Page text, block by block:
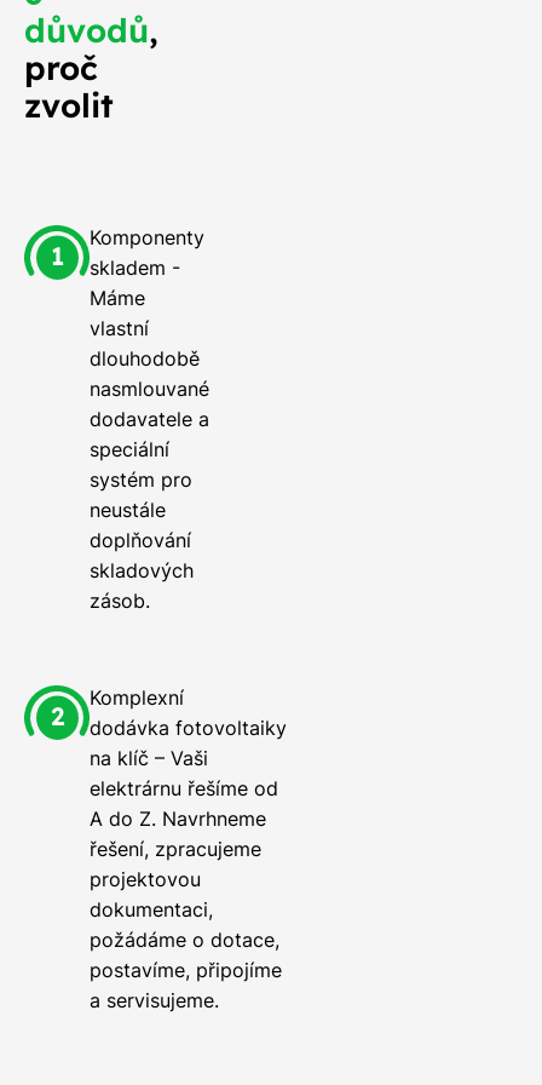
důvodů,
proč
zvolit
Komponenty
skladem -
Máme
vlastní
dlouhodobě
nasmlouvané
dodavatele a
speciální
systém pro
neustále
doplňování
skladových
zásob.
Komplexní
dodávka fotovoltaiky
na klíč – Vaši
elektrárnu řešíme od
A do Z. Navrhneme
řešení, zpracujeme
projektovou
dokumentaci,
požádáme o dotace,
postavíme, připojíme
a servisujeme.